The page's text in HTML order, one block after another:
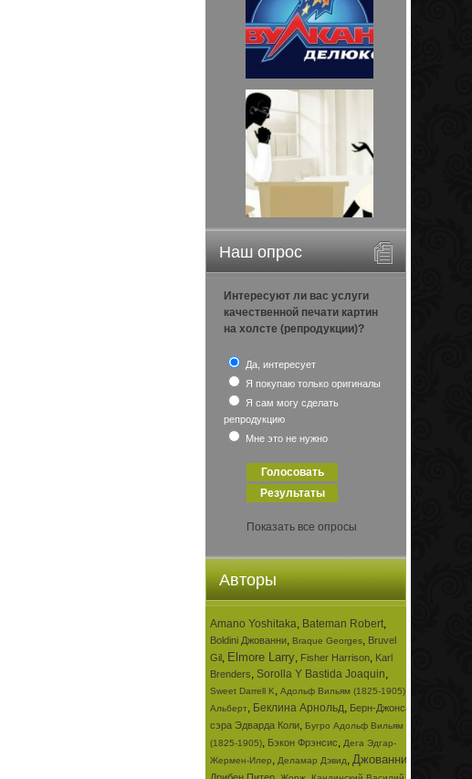
Наш опрос
Интересуют ли вас услуги
качественной печати картин
на холсте (репродукции)?
Да, интересует
Я покупаю только оригиналы
Я сам могу сделать
репродукцию
Мне это не нужно
Показать все опросы
Авторы
Amano Yoshitaka, Bateman Robert,
Boldini Джованни, Braque Georges, Bruvel
Gil, Elmore Larry, Fisher Harrison, Karl
Brenders, Sorolla Y Bastida Joaquin,
Sweet Darrell K, Адольф Вильям (1825-1905)
Альберт, Беклина Арнольд, Берн-Джонса
сэра Эдварда Коли, Бугро Адольф Вильям
(1825-1905), Бэкон Фрэнсис, Дега Эдгар-
Жермен-Илер, Деламар Дэвид, Джованни